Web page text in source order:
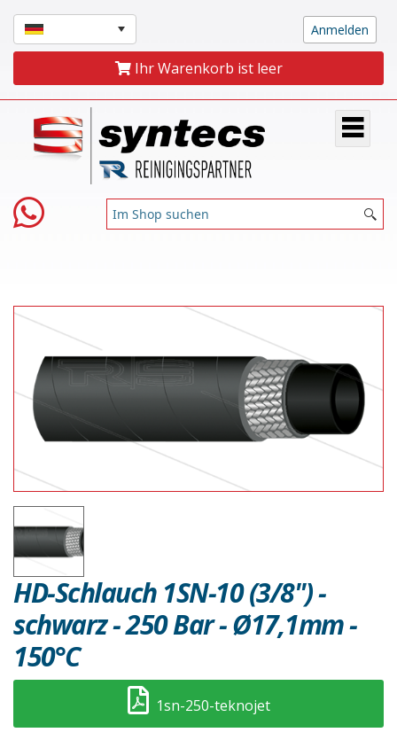
Ihr Warenkorb ist leer
HD-Schlauch 1SN-10 (3/8") -
schwarz - 250 Bar - Ø17,1mm -
150°C
1sn-250-teknojet